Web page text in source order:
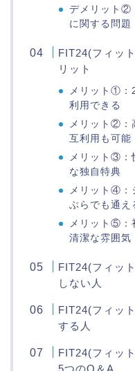
デメリット②
に関する問題
FIT24(フィッ
リット
メリット①：
利用できる
メリット②：
互利用も可能
メリット③：
な独自特典
メリット④：
ぶらでも通え
メリット⑤：
清潔な雰囲気
FIT24(フィッ
しない人
FIT24(フィッ
する人
FIT24(フィッ